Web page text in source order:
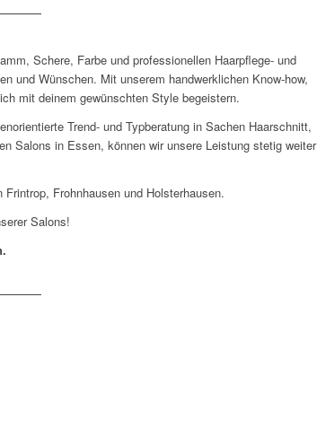
Schere, Farbe und professionellen Haarpflege- und
und Wünschen. Mit unserem handwerklichen Know-how,
mit deinem gewünschten Style begeistern.
Trend- und Typberatung in Sachen Haarschnitt,
Salons in Essen, können wir unsere Leistung stetig weiter
Frohnhausen und Holsterhausen.
Salons!